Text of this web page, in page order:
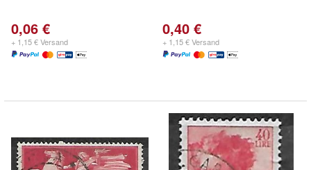
0,06 €
+ 1,15 € Versand
0,40 €
+ 1,15 € Versand